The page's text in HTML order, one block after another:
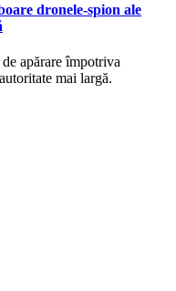
dronele-spion ale
apărare împotriva
mai largă.